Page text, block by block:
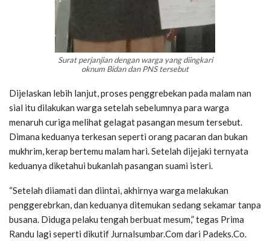
Surat perjanjian dengan warga yang diingkari
oknum Bidan dan PNS tersebut
Dijelaskan lebih lanjut, proses penggrebekan pada malam nan
sial itu dilakukan warga setelah sebelumnya para warga
menaruh curiga melihat gelagat pasangan mesum tersebut.
Dimana keduanya terkesan seperti orang pacaran dan bukan
mukhrim, kerap bertemu malam hari. Setelah dijejaki ternyata
keduanya diketahui bukanlah pasangan suami isteri.
“Setelah diiamati dan diintai, akhirnya warga melakukan
penggerebrkan, dan keduanya ditemukan sedang sekamar tanpa
busana. Diduga pelaku tengah berbuat mesum,” tegas Prima
Randu lagi seperti dikutif Jurnalsumbar.Com dari Padeks.Co.